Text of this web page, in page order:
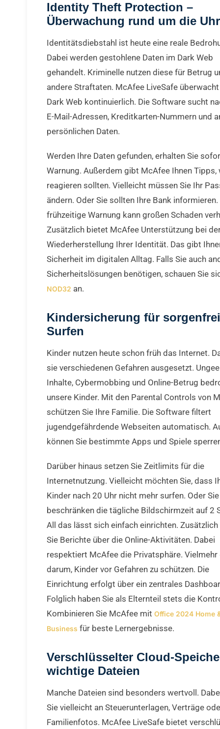
Identity Theft Protection –
Überwachung rund um die Uhr
Identitätsdiebstahl ist heute eine reale
Dabei werden gestohlene Daten im Dark Web
gehandelt. Kriminelle nutzen diese für Betrug
andere Straftaten. McAfee LiveSafe
Dark Web kontinuierlich. Die Software sucht
E-Mail-Adressen, Kreditkarten-Nummern und
persönlichen Daten.
Werden Ihre Daten gefunden, erhalten Sie
Warnung. Außerdem gibt McAfee Ihnen Tipps,
reagieren sollten. Vielleicht müssen Sie Ihr
ändern. Oder Sie sollten Ihre Bank informieren.
frühzeitige Warnung kann großen Schaden
Zusätzlich bietet McAfee Unterstützung bei
Wiederherstellung Ihrer Identität. Das gibt
Sicherheit im digitalen Alltag. Falls Sie auch
Sicherheitslösungen benötigen, schauen Sie
NOD32 an.
Kindersicherung für
Surfen
Kinder nutzen heute schon früh das Internet.
sie verschiedenen Gefahren ausgesetzt.
Inhalte, Cybermobbing und Online-Betrug
unsere Kinder. Mit den Parental Controls von
schützen Sie Ihre Familie. Die Software filtert
jugendgefährdende Webseiten automatisch.
können Sie bestimmte Apps und Spiele
Darüber hinaus setzen Sie Zeitlimits für die
Internetnutzung. Vielleicht möchten Sie, dass
Kinder nach 20 Uhr nicht mehr surfen. Oder Sie
beschränken die tägliche Bildschirmzeit auf 2
All das lässt sich einfach einrichten. Zusätzlich
Sie Berichte über die Online-Aktivitäten. Dabei
respektiert McAfee die Privatsphäre. Vielmehr
darum, Kinder vor Gefahren zu schützen. Die
Einrichtung erfolgt über ein zentrales
Folglich haben Sie als Elternteil stets die
Kombinieren Sie McAfee mit Office 2024 Home
Business für beste Lernergebnisse.
Verschlüsselter Cloud-
wichtige Dateien
Manche Dateien sind besonders wertvoll.
Sie vielleicht an Steuerunterlagen, Verträge
Familienfotos. McAfee LiveSafe bietet